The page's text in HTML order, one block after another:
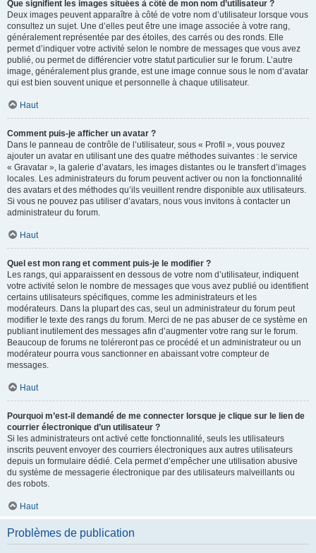
Que signifient les images situées à côté de mon nom d’utilisateur ?
Deux images peuvent apparaître à côté de votre nom d’utilisateur lorsque vous
consultez un sujet. Une d’elles peut être une image associée à votre rang,
généralement représentée par des étoiles, des carrés ou des ronds. Elle
permet d’indiquer votre activité selon le nombre de messages que vous avez
publié, ou permet de différencier votre statut particulier sur le forum. L’autre
image, généralement plus grande, est une image connue sous le nom d’avatar
qui est bien souvent unique et personnelle à chaque utilisateur.
Haut
Comment puis-je afficher un avatar ?
Dans le panneau de contrôle de l’utilisateur, sous « Profil », vous pouvez
ajouter un avatar en utilisant une des quatre méthodes suivantes : le service
« Gravatar », la galerie d’avatars, les images distantes ou le transfert d’images
locales. Les administrateurs du forum peuvent activer ou non la fonctionnalité
des avatars et des méthodes qu’ils veuillent rendre disponible aux utilisateurs.
Si vous ne pouvez pas utiliser d’avatars, nous vous invitons à contacter un
administrateur du forum.
Haut
Quel est mon rang et comment puis-je le modifier ?
Les rangs, qui apparaissent en dessous de votre nom d’utilisateur, indiquent
votre activité selon le nombre de messages que vous avez publié ou identifient
certains utilisateurs spécifiques, comme les administrateurs et les
modérateurs. Dans la plupart des cas, seul un administrateur du forum peut
modifier le texte des rangs du forum. Merci de ne pas abuser de ce système en
publiant inutilement des messages afin d’augmenter votre rang sur le forum.
Beaucoup de forums ne toléreront pas ce procédé et un administrateur ou un
modérateur pourra vous sanctionner en abaissant votre compteur de
messages.
Haut
Pourquoi m’est-il demandé de me connecter lorsque je clique sur le lien de
courrier électronique d’un utilisateur ?
Si les administrateurs ont activé cette fonctionnalité, seuls les utilisateurs
inscrits peuvent envoyer des courriers électroniques aux autres utilisateurs
depuis un formulaire dédié. Cela permet d’empêcher une utilisation abusive
du système de messagerie électronique par des utilisateurs malveillants ou
des robots.
Haut
Problèmes de publication